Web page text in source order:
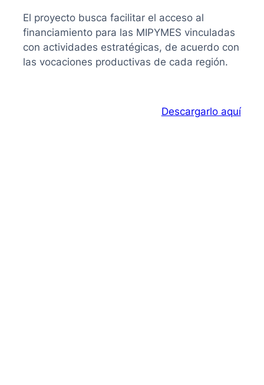
El proyecto busca facilitar el acceso al
financiamiento para las MIPYMES vinculadas
con actividades estratégicas, de acuerdo con
las vocaciones productivas de cada región.
Descargarlo aquí